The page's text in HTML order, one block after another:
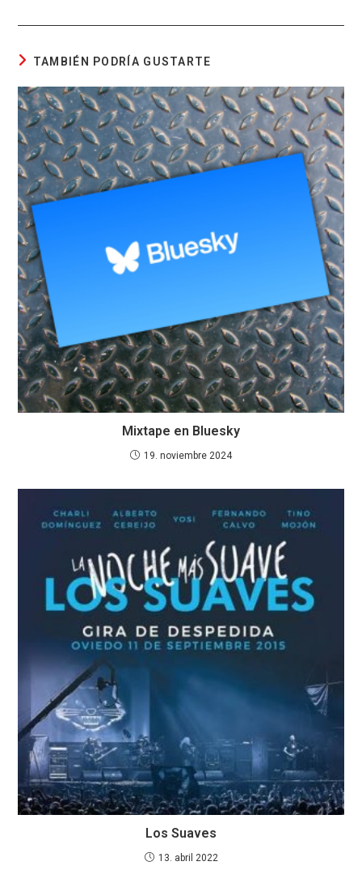
TAMBIÉN PODRÍA GUSTARTE
Mixtape en Bluesky
19. noviembre 2024
Los Suaves
13. abril 2022